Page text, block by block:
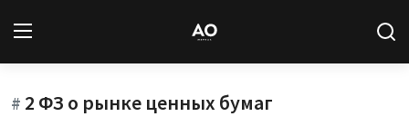
Вход Регистрация
# 2 ФЗ о рынке ценных бумаг